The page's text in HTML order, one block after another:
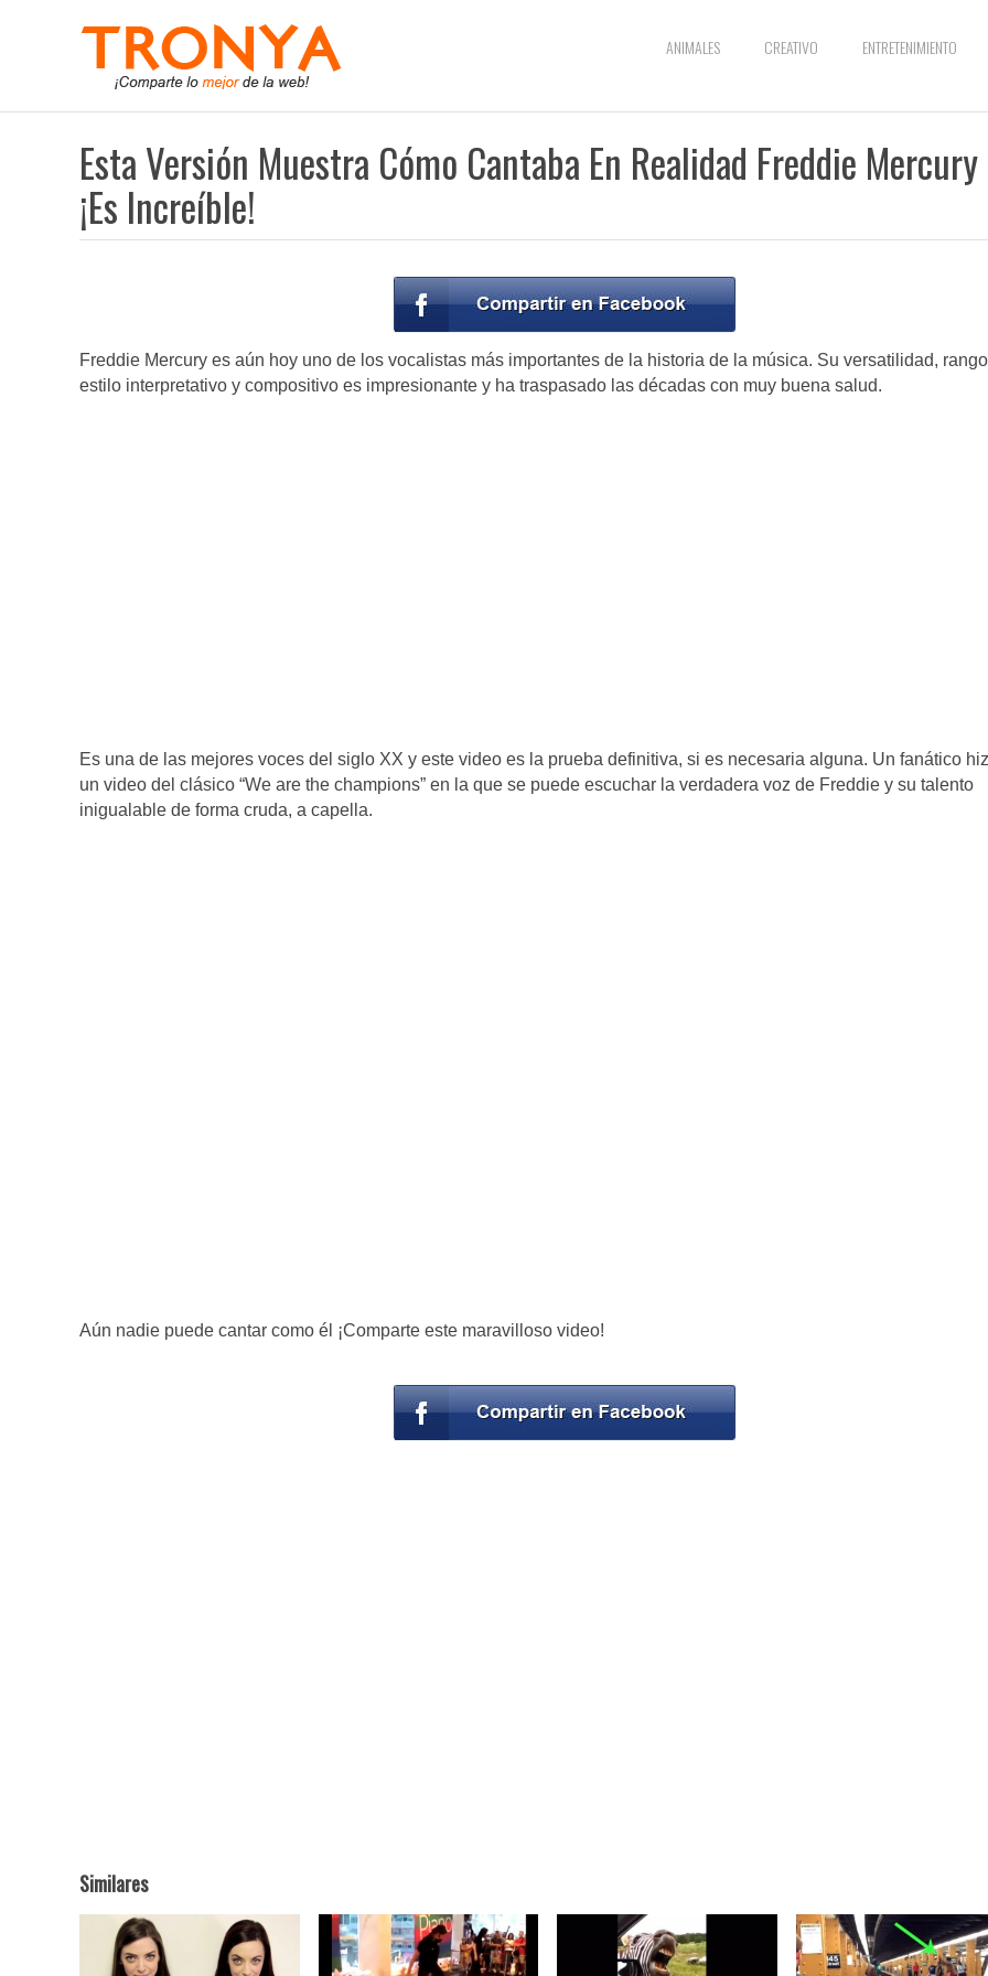
ANIMALES CREATIVO ENTRETENIMIENTO
Esta Versión Muestra Cómo Cantaba En Realidad Freddie Mercury
¡Es Increíble!
Freddie Mercury es aún hoy uno de los vocalistas más importantes de la historia de la música. Su versatilidad,
estilo interpretativo y compositivo es impresionante y ha traspasado las décadas con muy buena salud.
Es una de las mejores voces del siglo XX y este video es la prueba definitiva, si es necesaria alguna. Un fanático
un video del clásico “We are the champions” en la que se puede escuchar la verdadera voz de Freddie y su talento
inigualable de forma cruda, a capella.
Aún nadie puede cantar como él ¡Comparte este maravilloso video!
Similares